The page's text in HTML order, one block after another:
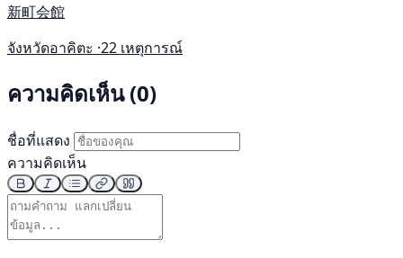
新町会館
จังหวัดอาคิตะ ·22 เหตุการณ์
ความคิดเห็น (0)
ชื่อที่แสดง
ความคิดเห็น